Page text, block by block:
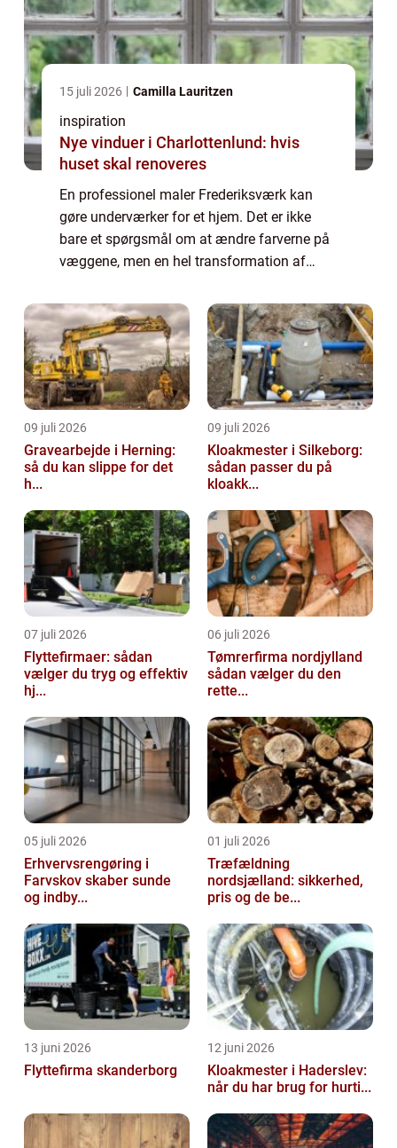
15 juli 2026 Camilla Lauritzen
inspiration
Nye vinduer i Charlottenlund: hvis
huset skal renoveres
En professionel maler Frederiksværk kan
gøre underværker for et hjem. Det er ikke
bare et spørgsmål om at ændre farverne på
væggene, men en hel transformation af
09 juli 2026
Gravearbejde i Herning:
så du kan slippe for det
h...
09 juli 2026
Kloakmester i Silkeborg:
sådan passer du på
kloakk...
07 juli 2026
Flyttefirmaer: sådan
vælger du tryg og effektiv
hj...
06 juli 2026
Tømrerfirma nordjylland
sådan vælger du den
rette...
05 juli 2026
Erhvervsrengøring i
Farvskov skaber sunde
og indby...
01 juli 2026
Træfældning
nordsjælland: sikkerhed,
pris og de be...
13 juni 2026
Flyttefirma skanderborg
12 juni 2026
Kloakmester i Haderslev:
når du har brug for hurti...